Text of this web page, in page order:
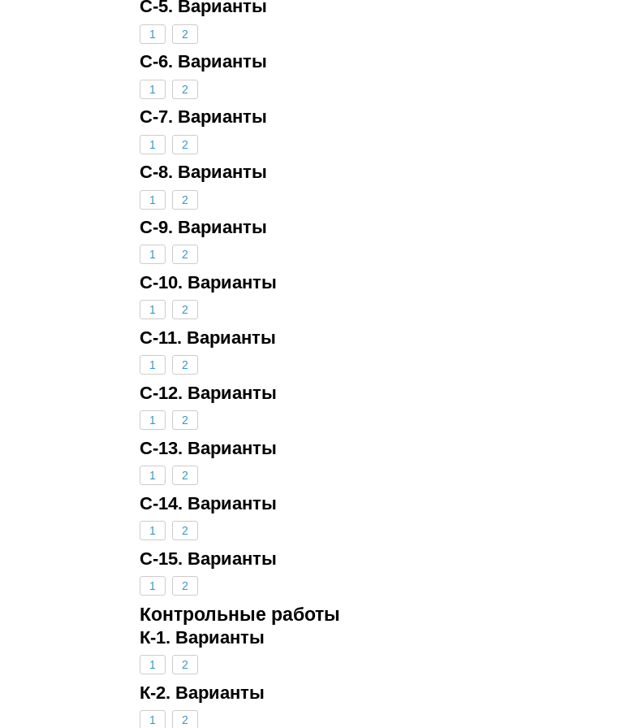
С-5. Варианты
1 2
С-6. Варианты
1 2
С-7. Варианты
1 2
С-8. Варианты
1 2
С-9. Варианты
1 2
С-10. Варианты
1 2
С-11. Варианты
1 2
С-12. Варианты
1 2
С-13. Варианты
1 2
С-14. Варианты
1 2
С-15. Варианты
1 2
Контрольные работы
К-1. Варианты
1 2
К-2. Варианты
1 2